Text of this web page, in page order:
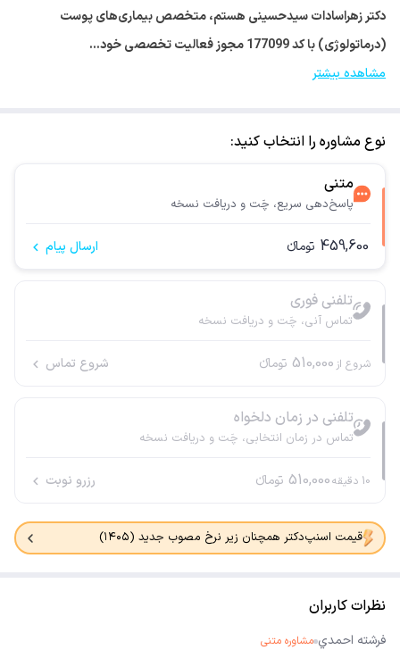
دکتر زهراسادات سیدحسینی هستم، متخصص بیماری‌های پوست
(درماتولوژی) با کد 177099 مجوز فعالیت تخصصی خود…
مشاهده بیشتر
نوع مشاوره را انتخاب کنید:
متنی
پاسخ‌دهی سریع، چَت و دریافت نسخه
459,600 تومانء ارسال پیام
تلفنی فوری
تماس آنی، چَت و دریافت نسخه
شروع از 510,000 تومانء شروع تماس
تلفنی در زمان دلخواه
تماس در زمان انتخابی، چَت و دریافت نسخه
10 دقیقه510,000 تومانء رزرو نوبت
قیمت اسنپ‌دکتر همچنان زیر نرخ مصوب جدید (۱۴۰۵)
نظرات کاربران
ﻓﺮﺷﺘﻪ ﺍﺣﻤﺪﻱ مشاوره متنی